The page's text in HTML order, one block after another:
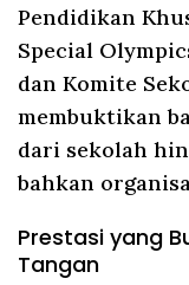
Pendidikan
Special
dan Komite
membuktikan
dari sekolah
bahkan
Prestasi yang
Tangan